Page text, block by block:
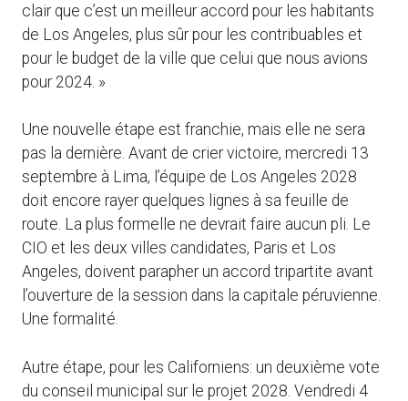
clair que c’est un meilleur accord pour les habitants
de Los Angeles, plus sûr pour les contribuables et
pour le budget de la ville que celui que nous avions
pour 2024. »
Une nouvelle étape est franchie, mais elle ne sera
pas la dernière. Avant de crier victoire, mercredi 13
septembre à Lima, l’équipe de Los Angeles 2028
doit encore rayer quelques lignes à sa feuille de
route. La plus formelle ne devrait faire aucun pli. Le
CIO et les deux villes candidates, Paris et Los
Angeles, doivent parapher un accord tripartite avant
l’ouverture de la session dans la capitale péruvienne.
Une formalité.
Autre étape, pour les Californiens: un deuxième vote
du conseil municipal sur le projet 2028. Vendredi 4